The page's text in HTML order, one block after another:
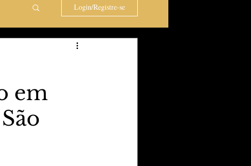
Login/Registre-se
em